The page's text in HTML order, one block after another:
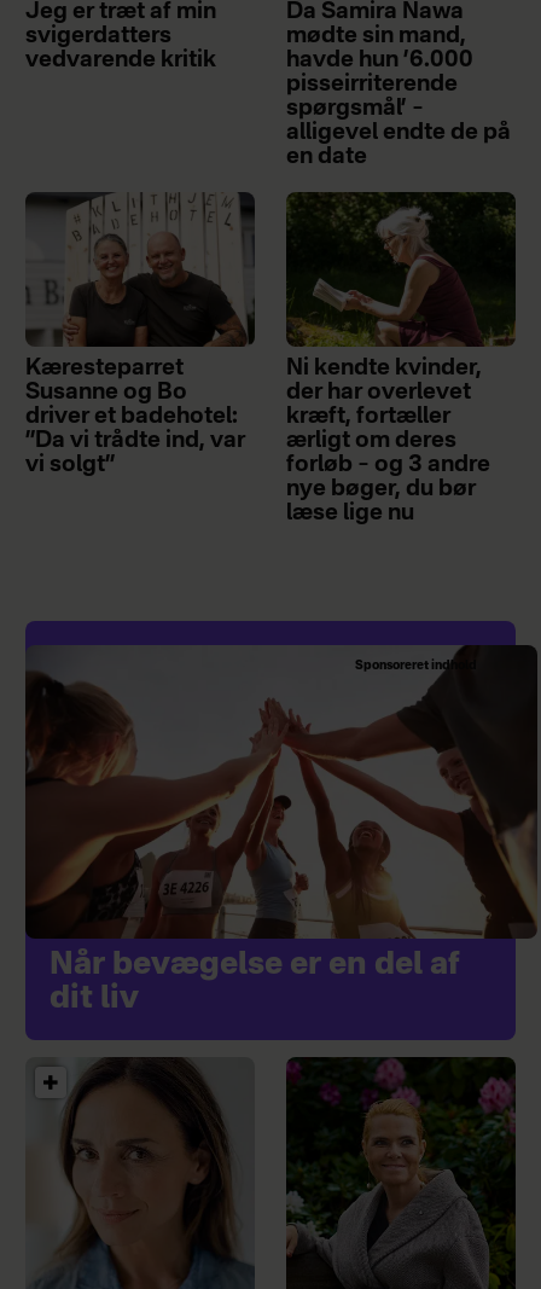
Jeg er træt af min
svigerdatters
vedvarende kritik
Da Samira Nawa
mødte sin mand,
havde hun ’6.000
pisseirriterende
spørgsmål’ –
alligevel endte de på
en date
Kæresteparret
Susanne og Bo
driver et badehotel:
”Da vi trådte ind, var
vi solgt”
Ni kendte kvinder,
der har overlevet
kræft, fortæller
ærligt om deres
forløb – og 3 andre
nye bøger, du bør
læse lige nu
Sponsoreret indhold
Når bevægelse er en del af
dit liv